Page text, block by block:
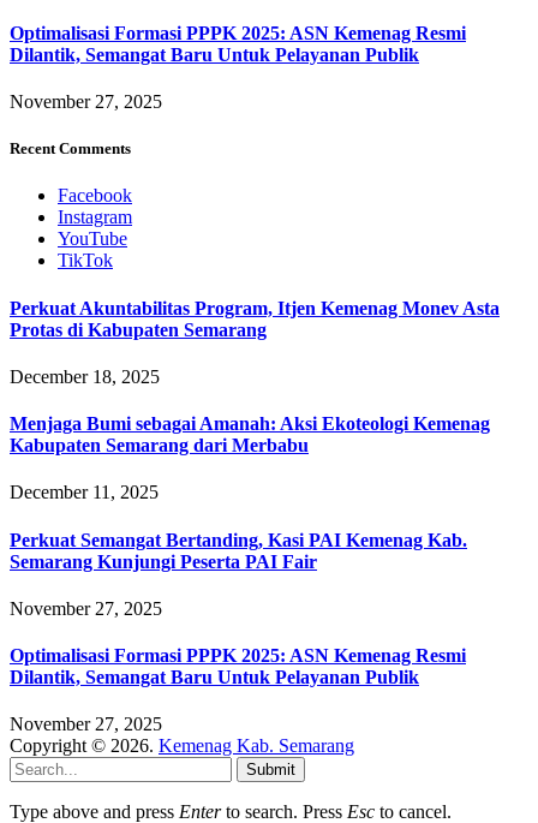
Optimalisasi Formasi PPPK 2025: ASN Kemenag Resmi
Dilantik, Semangat Baru Untuk Pelayanan Publik
November 27, 2025
Recent Comments
Facebook
Instagram
YouTube
TikTok
Perkuat Akuntabilitas Program, Itjen Kemenag Monev Asta
Protas di Kabupaten Semarang
December 18, 2025
Menjaga Bumi sebagai Amanah: Aksi Ekoteologi Kemenag
Kabupaten Semarang dari Merbabu
December 11, 2025
Perkuat Semangat Bertanding, Kasi PAI Kemenag Kab.
Semarang Kunjungi Peserta PAI Fair
November 27, 2025
Optimalisasi Formasi PPPK 2025: ASN Kemenag Resmi
Dilantik, Semangat Baru Untuk Pelayanan Publik
November 27, 2025
Copyright © 2026. Kemenag Kab. Semarang
Submit
Type above and press Enterto search. Press Esc to cancel.